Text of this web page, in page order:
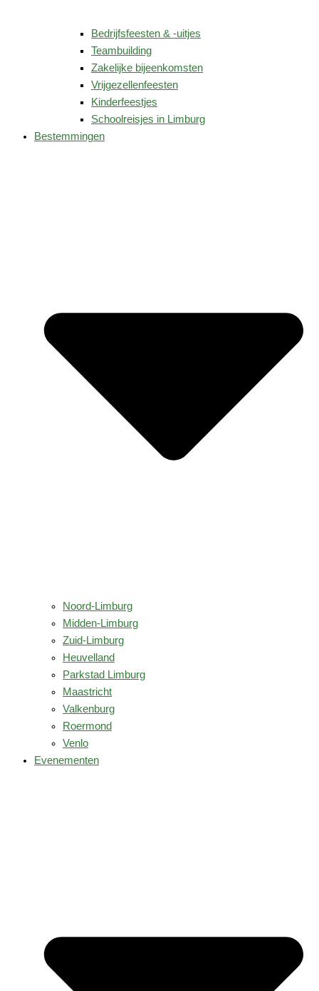
Bedrijfsfeesten & -uitjes
Teambuilding
Zakelijke bijeenkomsten
Vrijgezellenfeesten
Kinderfeestjes
Schoolreisjes in Limburg
Bestemmingen
Noord-Limburg
Midden-Limburg
Zuid-Limburg
Heuvelland
Parkstad Limburg
Maastricht
Valkenburg
Roermond
Venlo
Evenementen